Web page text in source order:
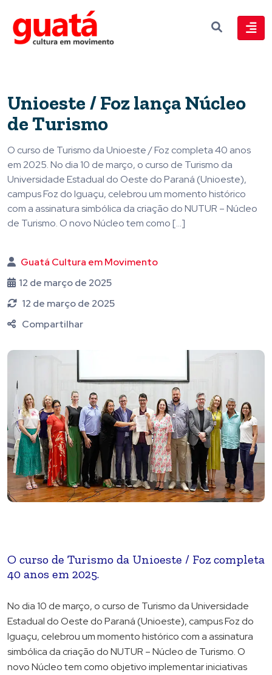
Unioeste / Foz lança Núcleo
de Turismo
O curso de Turismo da Unioeste / Foz completa 40 anos
em 2025. No dia 10 de março, o curso de Turismo da
Universidade Estadual do Oeste do Paraná (Unioeste),
campus Foz do Iguaçu, celebrou um momento histórico
com a assinatura simbólica da criação do NUTUR – Núcleo
de Turismo. O novo Núcleo tem como […]
Guatá Cultura em Movimento
12 de março de 2025
12 de março de 2025
Compartilhar
O curso de Turismo da Unioeste / Foz completa
40 anos em 2025.
No dia 10 de março, o curso de Turismo da Universidade
Estadual do Oeste do Paraná (Unioeste), campus Foz do
Iguaçu, celebrou um momento histórico com a assinatura
simbólica da criação do NUTUR – Núcleo de Turismo. O
novo Núcleo tem como objetivo implementar iniciativas